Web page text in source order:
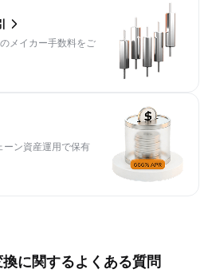
メイカー手数料をご
ーン資産運用で保有
に関するよくある質問